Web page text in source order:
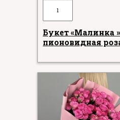
Букет «Малинка »
пионовидная